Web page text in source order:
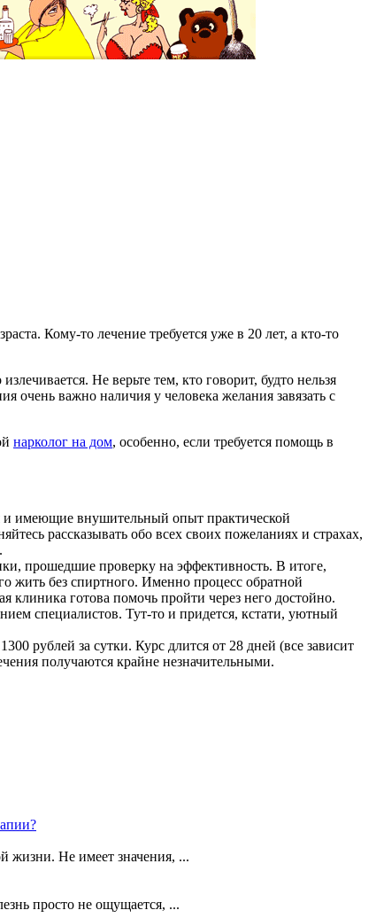
Кому-то лечение требуется уже в 20 лет, а кто-то
Не верьте тем, кто говорит, будто нельзя
очень важно наличия у человека желания завязать с
нарколог на дом, особенно, если требуется помощь в
и имеющие внушительный опыт практической
рассказывать обо всех своих пожеланиях и страхах,
прошедшие проверку на эффективность. В итоге,
жить без спиртного. Именно процесс обратной
клиника готова помочь пройти через него достойно.
специалистов. Тут-то и придется, кстати, уютный
рублей за сутки. Курс длится от 28 дней (все зависит
получаются крайне незначительными.
жизни. Не имеет значения, ...
просто не ощущается, ...